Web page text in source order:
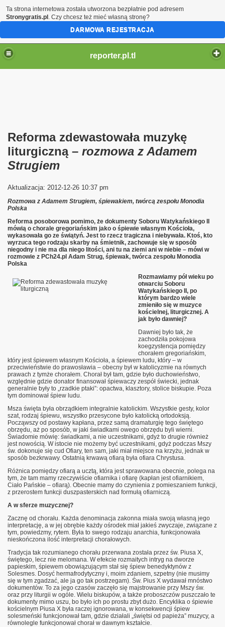
reporter.pl.tl
Reforma zdewastowała muzykę
liturgiczną – rozmowa z Adamem
Strugiem
Aktualizacja: 2012-12-26 10:37 pm
Rozmowa z Adamem Strugiem, śpiewakiem, twórcą zespołu Monodia
Polska
Reforma posoborowa pomimo, że dokumenty Soboru Watykańskiego II
mówią o chorale gregoriańskim jako o śpiewie własnym Kościoła,
wykasowała go ze świątyń. Jest to rzecz tragiczna i niebywała. Ktoś, kto
wyrzuca tego rodzaju skarby na śmietnik, zachowuje się w sposób
niegodny i nie ma dla niego litości, ani tu na ziemi ani w niebie – mówi w
rozmowie z PCh24.pl Adam Strug, śpiewak, twórca zespołu Monodia
Polska
Rozmawiamy pół wieku po
otwarciu Soboru
Watykańskiego II, po
którym bardzo wiele
zmieniło się w muzyce
kościelnej, liturgicznej. A
jak było dawniej?
Dawniej było tak, że
zachodziła pokojowa
koegzystencja pomiędzy
chorałem gregoriańskim,
który jest śpiewem własnym Kościoła, a śpiewem ludu, który – w
przeciwieństwie do prawosławia – obecny był w katolicyzmie na równych
prawach z tymże chorałem. Chorał był tam, gdzie było duchowieństwo,
względnie gdzie donator finansował śpiewaczy zespół świecki, jednak
generalnie były to „rzadkie ptaki”: opactwa, klasztory, stolice biskupie. Poza
tym dominował śpiew ludu.
Msza święta była obrządkiem integralnie katolickim. Wszystkie gesty, kolor
szat, rodzaj śpiewu, wszystko przesycone było katolicką ortodoksją.
Począwszy od postawy kapłana, przez samą dramaturgię tego świętego
obrzędu, aż po sposób, w jaki świadkami owego obrzędu byli wierni.
Świadomie mówię: świadkami, a nie uczestnikami, gdyż to drugie również
jest nowością. W istocie nie możemy być uczestnikami, gdyż podczas Mszy
św. dokonuje się cud Ofiary, ten sam, jaki miał miejsce na krzyżu, jednak w
sposób bezkrwawy. Ostatnią krwawą ofiarą była ofiara Chrystusa.
Różnica pomiędzy ofiarą a ucztą, która jest sprawowana obecnie, polega na
tym, że tam mamy rzeczywiście ofiarnika i ofiarę (kapłan jest ofiarnikiem,
Ciało Pańskie – ofiarą). Obecnie mamy do czynienia z pomieszaniem funkcji,
z przerostem funkcji duszpasterskich nad formułą ofiarniczą.
A w sferze muzycznej?
Zacznę od chorału. Każda denominacja zakonna miała swoją własną jego
interpretację, a w jej obrębie każdy ośrodek miał jakieś zwyczaje, związane z
tym, powiedzmy, rytem. Była to swego rodzaju anarchia, funkcjonowała
nieskończona ilość interpretacji chorałowych.
Tradycja tak rozumianego chorału przerwana została przez św. Piusa X,
świętego, lecz nie melomana. W efekcie rozmaitych intryg na dworze
papieskim, śpiewem obowiązującym stał się śpiew benedyktynów z
Solesmes. Dosyć hermafrodytyczny i, moim zdaniem, szpetny (nie musimy
się w tym zgadzać, ale ja go tak postrzegam). Św. Pius X wydawał mnóstwo
dokumentów. To za jego czasów zaczęło się majstrowanie przy Mszy św.
oraz przy liturgii w ogóle. Wielu biskupów, a także proboszczów puszczało te
dokumenty mimo uszu, bo było ich po prostu zbyt dużo. Encyklika o śpiewie
kościelnym Piusa X była raczej ignorowana, w konsekwencji śpiew
solesmeński funkcjonował tam, gdzie działali „świętsi od papieża” muzycy, a
równolegle funkcjonował chorał w dawnym kształcie.
liturgiczną
plony
Ta strona internetowa została utworzona bezpłatnie pod adresem
Stronygratis.pl . Czy chcesz też mieć własną stronę?
DARMOWA REJESTRACJA